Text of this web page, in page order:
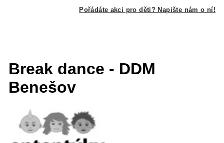
Pořádáte akci pro děti? Napište nám o ní!
Break dance - DDM
Benešov